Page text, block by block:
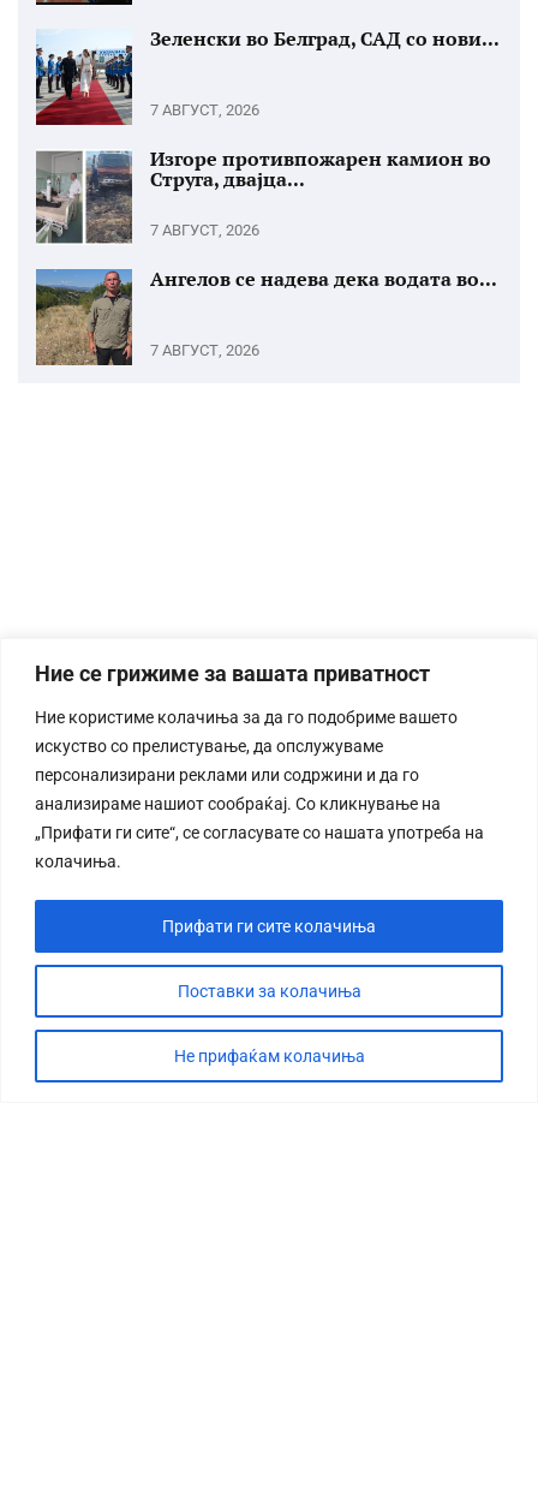
Ние се грижиме за вашата приватност
Ние користиме колачиња за да го подобриме вашето
искуство со прелистување, да опслужуваме
персонализирани реклами или содржини и да го
анализираме нашиот сообраќај. Со кликнување на
„Прифати ги сите“, се согласувате со нашата употреба на
колачиња.
Поставки за колачиња
Не прифаќам колачиња
Прифати ги сите колачиња
Зеленски во Белград, САД со нови...
7 АВГУСТ, 2026
Изгоре противпожарен камион во
Струга, двајца...
7 АВГУСТ, 2026
Ангелов се надева дека водата во...
7 АВГУСТ, 2026